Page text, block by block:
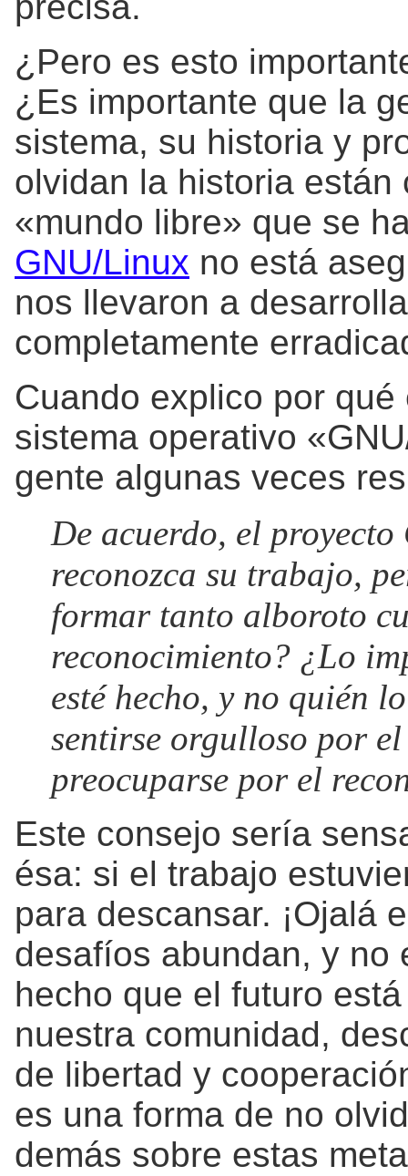
¿Pero es esto
¿Es importante que la
sistema, su historia y
olvidan la historia
«mundo libre» que se
GNU/Linux no está
nos llevaron a
completamente
Cuando explico por
sistema operativo
gente algunas veces
De acuerdo, el proyecto
reconozca su trabajo,
formar tanto alboroto
reconocimiento? ¿Lo
esté hecho, y no quién
sentirse orgulloso por
preocuparse por el
Este consejo sería
ésa: si el trabajo
para descansar. ¡Ojalá
desafíos abundan, y no
hecho que el futuro
nuestra comunidad,
de libertad y
es una forma de no
demás sobre estas